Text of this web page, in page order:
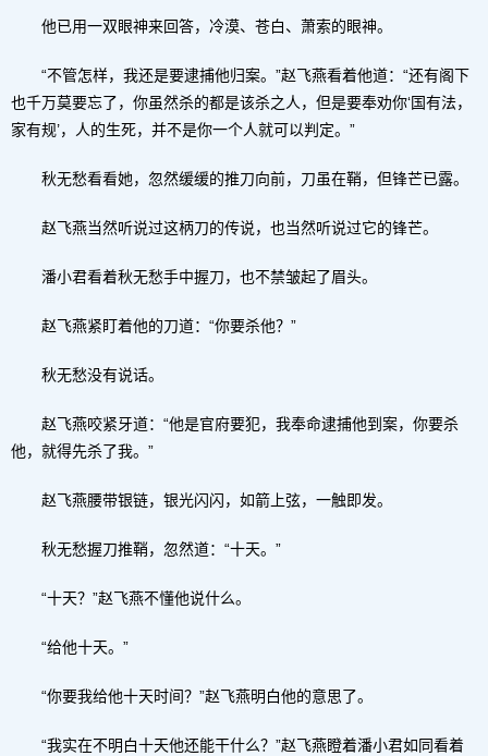
他已用一双眼神来回答，冷漠、苍白、萧索的眼神。
“不管怎样，我还是要逮捕他归案。”赵飞燕看着他道：“还有阁下
也千万莫要忘了，你虽然杀的都是该杀之人，但是要奉劝你‘国有法，
家有规’，人的生死，并不是你一个人就可以判定。”
秋无愁看看她，忽然缓缓的推刀向前，刀虽在鞘，但锋芒已露。
赵飞燕当然听说过这柄刀的传说，也当然听说过它的锋芒。
潘小君看着秋无愁手中握刀，也不禁皱起了眉头。
赵飞燕紧盯着他的刀道：“你要杀他？”
秋无愁没有说话。
赵飞燕咬紧牙道：“他是官府要犯，我奉命逮捕他到案，你要杀
他，就得先杀了我。”
赵飞燕腰带银链，银光闪闪，如箭上弦，一触即发。
秋无愁握刀推鞘，忽然道：“十天。”
“十天？”赵飞燕不懂他说什么。
“给他十天。”
“你要我给他十天时间？”赵飞燕明白他的意思了。
“我实在不明白十天他还能干什么？”赵飞燕瞪着潘小君如同看着